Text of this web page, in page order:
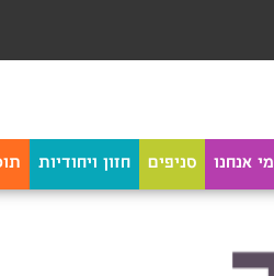
מי אנחנו סניפים חזון ויחודיות